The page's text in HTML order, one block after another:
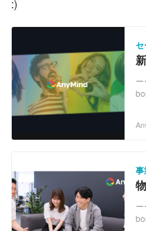
:)
セ
ー
額
れ
事